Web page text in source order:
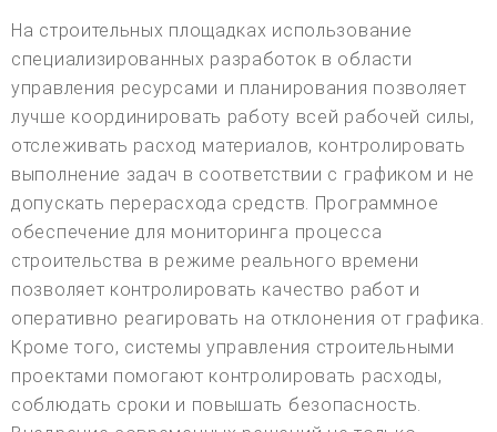
На строительных площадках использование
специализированных разработок в области
управления ресурсами и планирования позволяет
лучше координировать работу всей рабочей силы,
отслеживать расход материалов, контролировать
выполнение задач в соответствии с графиком и не
допускать перерасхода средств. Программное
обеспечение для мониторинга процесса
строительства в режиме реального времени
позволяет контролировать качество работ и
оперативно реагировать на отклонения от графика.
Кроме того, системы управления строительными
проектами помогают контролировать расходы,
соблюдать сроки и повышать безопасность.